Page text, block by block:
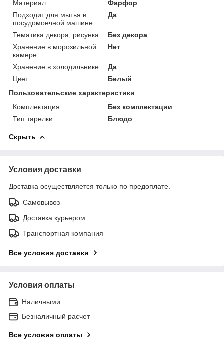
Материал
Фарфор
Подходит для мытья в
посудомоечной машине
Да
Тематика декора, рисунка
Без декора
Хранение в морозильной
камере
Нет
Хранение в холодильнике
Да
Цвет
Белый
Пользовательские характеристики
Комплектация
Без комплектации
Тип тарелки
Блюдо
Скрыть
Условия доставки
Доставка осуществляется только по предоплате.
Самовывоз
Доставка курьером
Транспортная компания
Все условия доставки
Условия оплаты
Наличными
Безналичный расчет
Все условия оплаты